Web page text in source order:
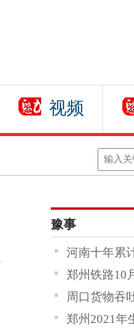
视频
豫事
河南十年累
郑州铁路10
周口货物吞
郑州2021年